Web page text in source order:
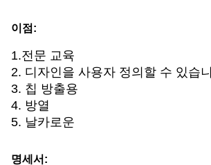
이점:
1.전문 교육
2. 디자인을 사용자 정의할 수 있습
3. 칩 방출용
4. 방열
5. 날카로운
명세서: